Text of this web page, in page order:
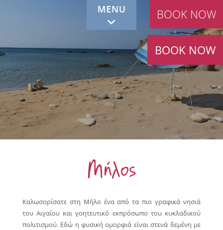
BOOK NOW
BOOK NOW
Μήλος
Καλωσορίσατε στη Μήλο ένα από τα πιο γραφικά νησιά
του Αιγαίου και γοητευτικό εκπρόσωπο του κυκλαδικού
πολιτισμού. Εδώ η φυσική ομορφιά είναι στενά δεμένη με